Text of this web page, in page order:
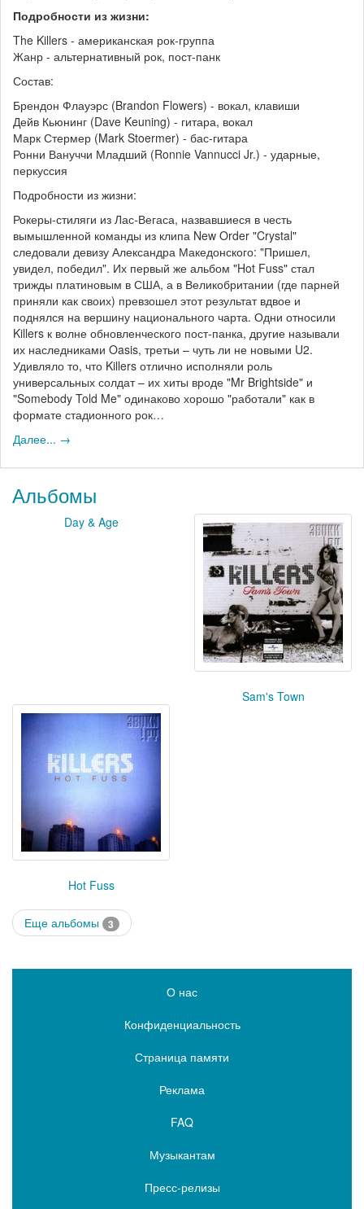
Подробности из жизни:
The Killers - американская рок-группа
Жанр - альтернативный рок, пост-панк
Состав:
Брендон Флауэрс (Brandon Flowers) - вокал, клавиши
Дейв Кьюнинг (Dave Keuning) - гитара, вокал
Марк Стермер (Mark Stoermer) - бас-гитара
Ронни Вануччи Младший (Ronnie Vannucci Jr.) - ударные,
перкуссия
Подробности из жизни:
Рокеры-стиляги из Лас-Вегаса, назвавшиеся в честь
вымышленной команды из клипа New Order "Crystal"
следовали девизу Александра Македонского: "Пришел,
увидел, победил". Их первый же альбом "Hot Fuss" стал
трижды платиновым в США, а в Великобритании (где парней
приняли как своих) превзошел этот результат вдвое и
поднялся на вершину национального чарта. Одни относили
Killers к волне обновленческого пост-панка, другие называли
их наследниками Oasis, третьи – чуть ли не новыми U2.
Удивляло то, что Killers отлично исполняли роль
универсальных солдат – их хиты вроде "Mr Brightside" и
"Somebody Told Me" одинаково хорошо "работали" как в
формате стадионного рок…
Далее... →
Альбомы
Day & Age
Sam's Town
Hot Fuss
Еще альбомы 3
О нас
Конфиденциальность
Страница памяти
Реклама
FAQ
Музыкантам
Пресс-релизы